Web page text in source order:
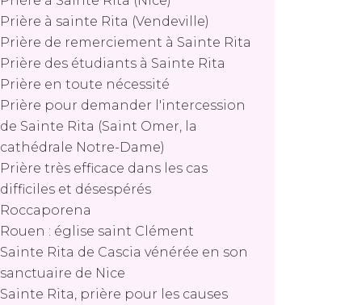
Prière à sainte Rita (Vendeville)
Prière de remerciement à Sainte Rita
Prière des étudiants à Sainte Rita
Prière en toute nécessité
Prière pour demander l'intercession
de Sainte Rita (Saint Omer, la
cathédrale Notre-Dame)
Prière très efficace dans les cas
difficiles et désespérés
Roccaporena
Rouen : église saint Clément
Sainte Rita de Cascia vénérée en son
sanctuaire de Nice
Sainte Rita, prière pour les causes